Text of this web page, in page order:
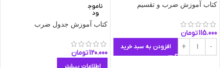
کتاب آموزش ضرب و تقسیم
115.000تومان
افزودن به سبد خرید
ناموج
ود
کتاب آموزش جدول ضرب
120.000تومان